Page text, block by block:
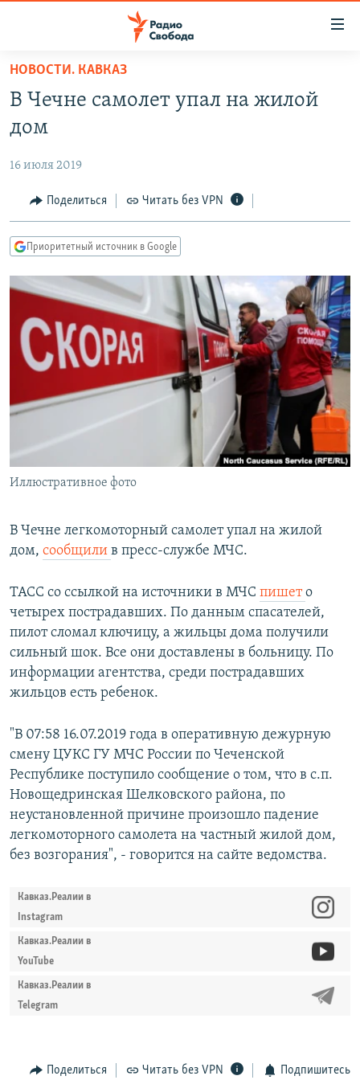
упрощенного
доступа
основному
Вернутся
главной
навигации
Вернутся
поиску
ЦИТАТЫ СВОБОДЫ
МНЕНИЯ
IDEL.РЕАЛИИ
КАВКАЗ.РЕАЛИИ
СЕВЕР.РЕАЛИИ
СИБИРЬ.РЕАЛИИ
РАСПИСАНИЕ ВЕЩАНИЯ
ПОДПИШИТЕСЬ НА РАССЫЛКУ
Все сайты РСЕ/РС
НОВОСТИ. КАВКАЗ
В Чечне самолет упал на жилой
дом
16 июля 2019
Поделиться Читать без VPN
Приоритетный источник в Google
Иллюстративное фото
В Чечне легкомоторный самолет упал на жилой
дом, сообщили в пресс-службе МЧС.
ТАСС со ссылкой на источники в МЧС пишето
четырех пострадавших. По данным спасателей,
пилот сломал ключицу, а жильцы дома получили
сильный шок. Все они доставлены в больницу. По
информации агентства, среди пострадавших
жильцов есть ребенок.
"В 07:58 16.07.2019 года в оперативную дежурную
смену ЦУКС ГУ МЧС России по Чеченской
Республике поступило сообщение о том, что в с.п.
Новощедринская Шелковского района, по
неустановленной причине произошло падение
легкомоторного самолета на частный жилой дом,
без возгорания", - говорится на сайте ведомства.
Кавказ.Реалии в
Instagram
Кавказ.Реалии в
YouTube
Кавказ.Реалии в
Telegram
Поделиться Читать без VPN Подпишитесь